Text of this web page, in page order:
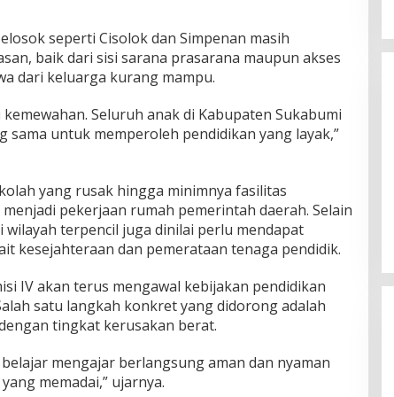
seperti Cisolok dan Simpenan masih
baik dari sisi sarana prasarana maupun akses
dari keluarga kurang mampu.
Seluruh anak di Kabupaten Sukabumi
sama untuk memperoleh pendidikan yang layak,”
yang rusak hingga minimnya fasilitas
pekerjaan rumah pemerintah daerah. Selain
terpencil juga dinilai perlu mendapat
kesejahteraan dan pemerataan tenaga pendidik.
IV akan terus mengawal kebijakan pendidikan
satu langkah konkret yang didorong adalah
tingkat kerusakan berat.
mengajar berlangsung aman dan nyaman
memadai,” ujarnya.
Ditakuti Daihatsu Indonesia?
Di JAWA BARAT, KRIMINAL, OLAHRAGA, OTOMOTIF,
POLITIK
20 Februari 2018